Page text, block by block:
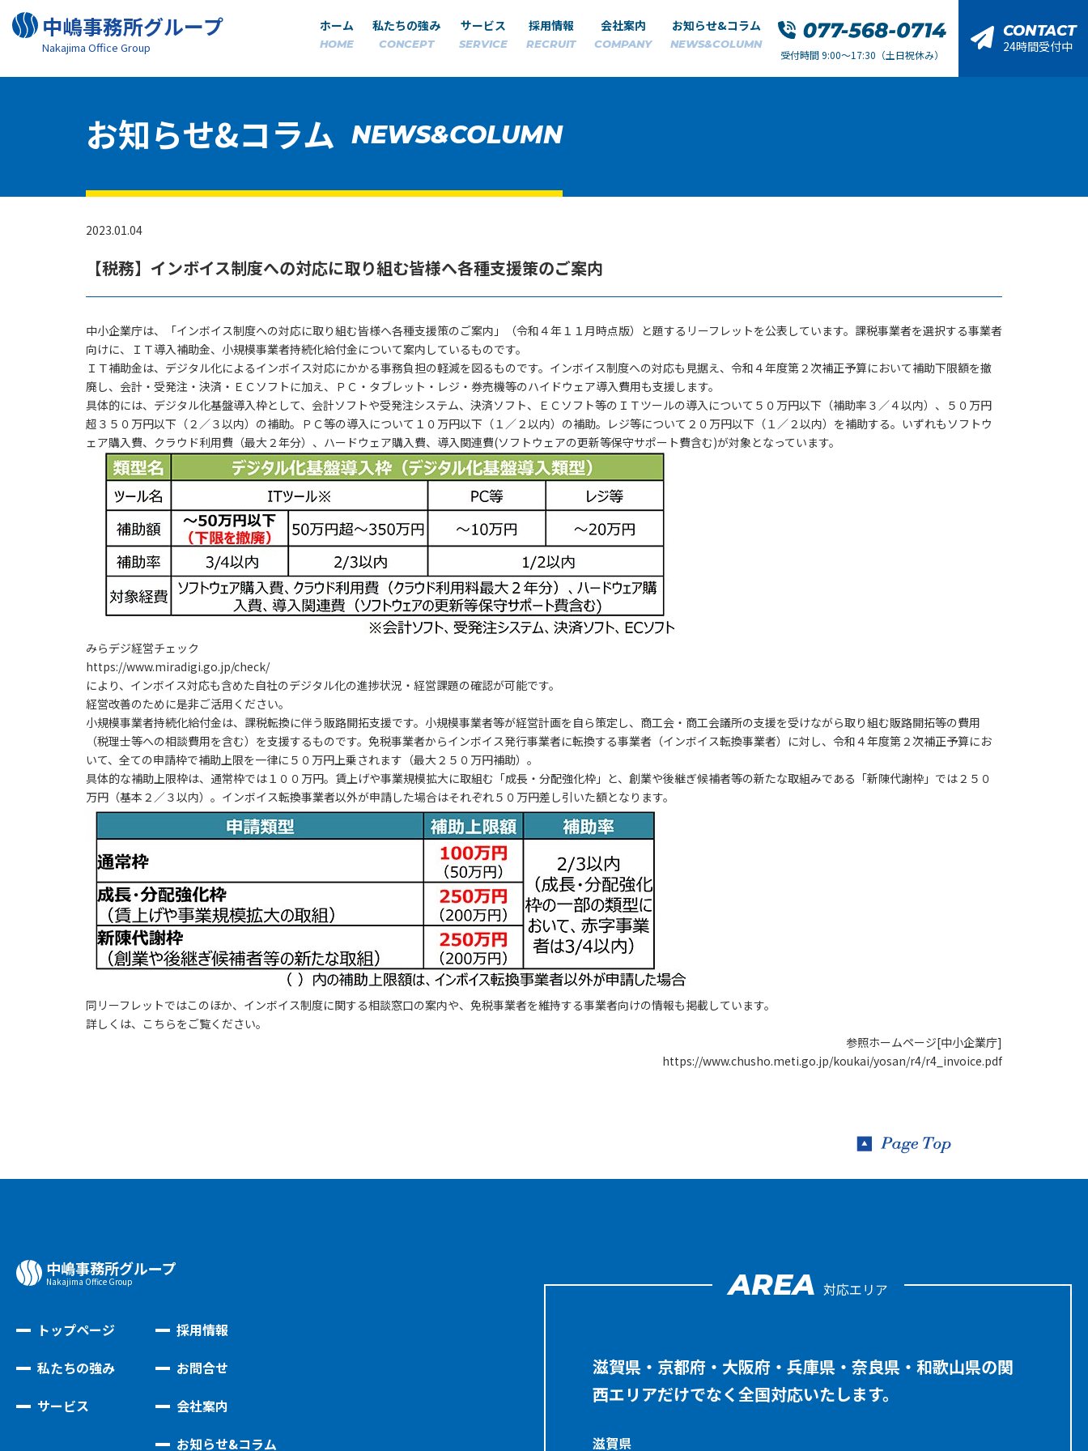
中嶋事務所グループ
Nakajima Oﬃce Group
ホーム
HOME
私たちの強み
CONCEPT
サービス
SERVICE
採用情報
RECRUIT
会社案内
COMPANY
お知らせ&コラム
NEWS&COLUMN
受付時間 9:00～17:30（土日祝休み）
CONTACT
24時間受付中
お知らせ&コラム NEWS&COLUMN
2023.01.04
【税務】インボイス制度への対応に取り組む皆様へ各種支援策のご案内
中小企業庁は、「インボイス制度への対応に取り組む皆様へ各種支援策のご案内」（令和４年１１月時点版）と題するリーフレットを公表しています。課税事業者を選択する事業者
向けに、ＩＴ導入補助金、小規模事業者持続化給付金について案内しているものです。
ＩＴ補助金は、デジタル化によるインボイス対応にかかる事務負担の軽減を図るものです。インボイス制度への対応も見据え、令和４年度第２次補正予算において補助下限額を撤
廃し、会計・受発注・決済・ＥＣソフトに加え、ＰＣ・タブレット・レジ・券売機等のハイドウェア導入費用も支援します。
具体的には、デジタル化基盤導入枠として、会計ソフトや受発注システム、決済ソフト、ＥＣソフト等のＩＴツールの導入について５０万円以下（補助率３／４以内）、５０万円
超３５０万円以下（２／３以内）の補助。ＰＣ等の導入について１０万円以下（１／２以内）の補助。レジ等について２０万円以下（１／２以内）を補助する。いずれもソフトウ
ェア購入費、クラウド利用費（最大２年分）、ハードウェア購入費、導入関連費(ソフトウェアの更新等保守サポート費含む)が対象となっています。
みらデジ経営チェック
https://www.miradigi.go.jp/check/
により、インボイス対応も含めた自社のデジタル化の進捗状況・経営課題の確認が可能です。
経営改善のために是非ご活用ください。
小規模事業者持続化給付金は、課税転換に伴う販路開拓支援です。小規模事業者等が経営計画を自ら策定し、商工会・商工会議所の支援を受けながら取り組む販路開拓等の費用
（税理士等への相談費用を含む）を支援するものです。免税事業者からインボイス発行事業者に転換する事業者（インボイス転換事業者）に対し、令和４年度第２次補正予算にお
いて、全ての申請枠で補助上限を一律に５０万円上乗されます（最大２５０万円補助）。
具体的な補助上限枠は、通常枠では１００万円。賃上げや事業規模拡大に取組む「成長・分配強化枠」と、創業や後継ぎ候補者等の新たな取組みである「新陳代謝枠」では２５０
万円（基本２／３以内）。インボイス転換事業者以外が申請した場合はそれぞれ５０万円差し引いた額となります。
同リーフレットではこのほか、インボイス制度に関する相談窓口の案内や、免税事業者を維持する事業者向けの情報も掲載しています。
詳しくは、こちらをご覧ください。
参照ホームページ[中小企業庁]
https://www.chusho.meti.go.jp/koukai/yosan/r4/r4_invoice.pdf
中嶋事務所グループ
Nakajima Oﬃce Group
トップページ
私たちの強み
サービス
採用情報
お問合せ
会社案内
お知らせ&コラム
AREA 対応エリア
滋賀県・京都府・大阪府・兵庫県・奈良県・和歌山県の関
西エリアだけでなく全国対応いたします。
滋賀県